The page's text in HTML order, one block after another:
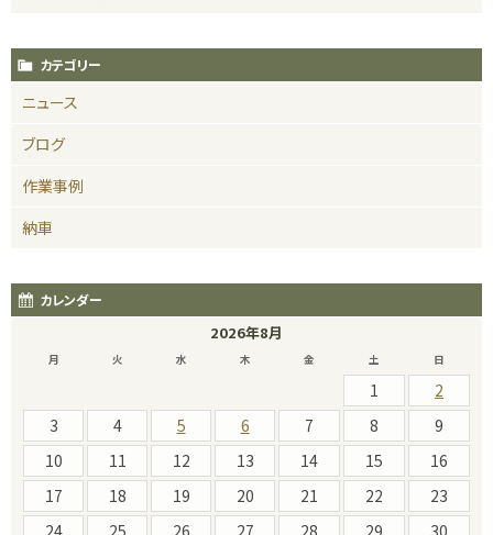
カテゴリー
ニュース
ブログ
作業事例
納車
カレンダー
2026年8月
月 火 水 木 金 土 日
1
2
3
4 5 6 7 8
9
10
11 12 13 14 15
16
17
18 19 20 21 22
23
24
25 26 27 28 29
30